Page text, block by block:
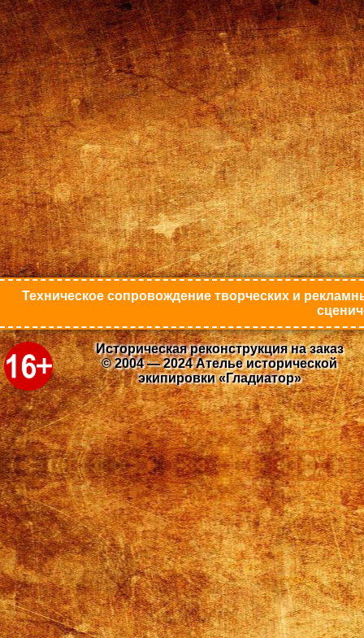
Техническое сопровождение творческих и
Историческая реконструкция на заказ
© 2004 — 2024 Ателье исторической
экипировки «Гладиатор»